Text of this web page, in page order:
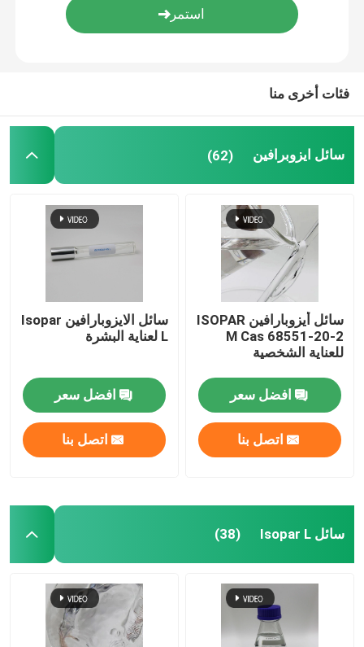
إيزوالكانيس
C11 13 إيزوبرافين
فئات أخرى منا
سائل ايزوبرافين (62)
سائل أيزوبارافين ISOPAR
M Cas 68551-20-2
للعناية الشخصية
افضل سعر
اتصل بنا
سائل الايزوبارافين Isopar
L لعناية البشرة
افضل سعر
اتصل بنا
سائل Isopar L (38)